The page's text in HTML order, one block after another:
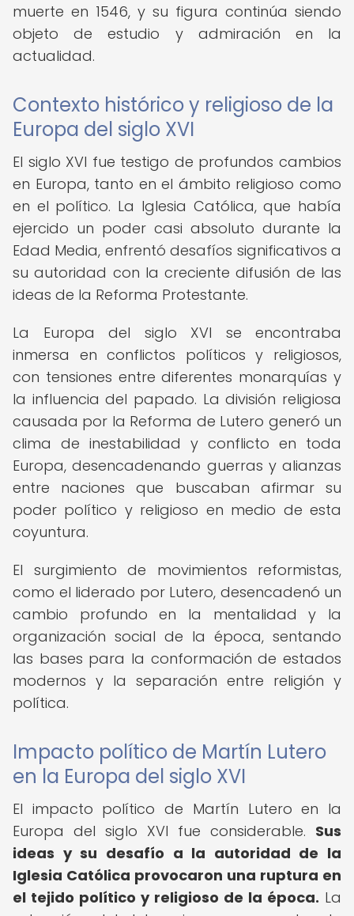
muerte en 1546, y su figura continúa siendo
objeto de estudio y admiración en la
actualidad.
Contexto histórico y religioso de la
Europa del siglo XVI
El siglo XVI fue testigo de profundos cambios
en Europa, tanto en el ámbito religioso como
en el político. La Iglesia Católica, que había
ejercido un poder casi absoluto durante la
Edad Media, enfrentó desafíos significativos a
su autoridad con la creciente difusión de las
ideas de la Reforma Protestante.
La Europa del siglo XVI se encontraba
inmersa en conflictos políticos y religiosos,
con tensiones entre diferentes monarquías y
la influencia del papado. La división religiosa
causada por la Reforma de Lutero generó un
clima de inestabilidad y conflicto en toda
Europa, desencadenando guerras y alianzas
entre naciones que buscaban afirmar su
poder político y religioso en medio de esta
coyuntura.
El surgimiento de movimientos reformistas,
como el liderado por Lutero, desencadenó un
cambio profundo en la mentalidad y la
organización social de la época, sentando
las bases para la conformación de estados
modernos y la separación entre religión y
política.
Impacto político de Martín Lutero
en la Europa del siglo XVI
El impacto político de Martín Lutero en la
Europa del siglo XVI fue considerable. Sus
ideas y su desafío a la autoridad de la
Iglesia Católica provocaron una ruptura en
el tejido político y religioso de la época. La